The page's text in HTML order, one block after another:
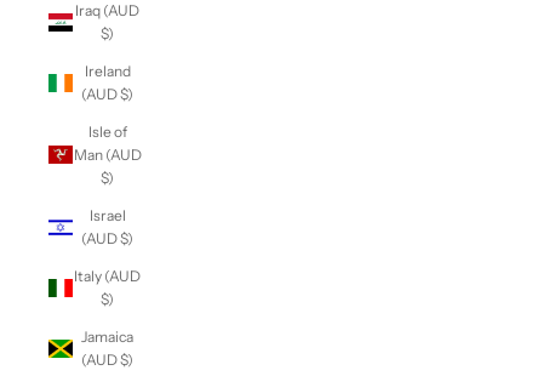
Iraq (AUD
$)
Ireland
(AUD $)
Isle of
Man (AUD
$)
Israel
(AUD $)
Italy (AUD
$)
Jamaica
(AUD $)